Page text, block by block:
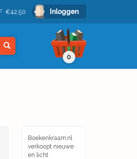
€42,50 Inloggen
0
Boekenkraam.nl
verkoopt nieuwe
en licht